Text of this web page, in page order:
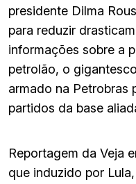
presidente Dilma
para reduzir
informações sobre a
petrolão, o
armado na Petrobras
partidos da base
Reportagem da Veja
que induzido por